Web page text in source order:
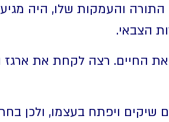
והעמקות שלו, היה
הצבאי.
את החיים. רצה לקחת את
שיקים ויפתח בעצמו, ולכן